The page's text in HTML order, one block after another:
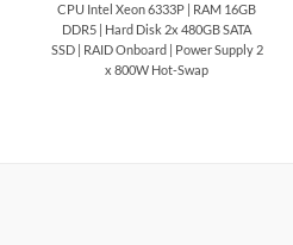
CPU Intel Xeon 6333P | RAM 16GB
DDR5 | Hard Disk 2x 480GB SATA
SSD | RAID Onboard | Power Supply 2
x 800W Hot-Swap